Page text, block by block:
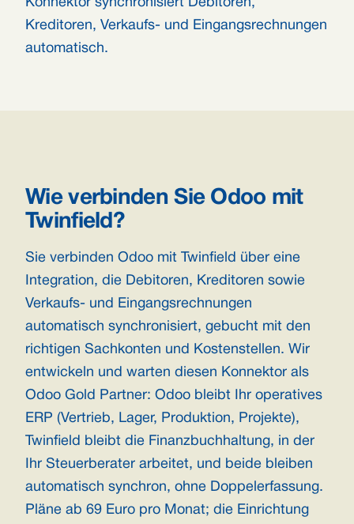
Konnektor synchronisiert Debitoren,
Kreditoren, Verkaufs- und Eingangsrechnungen
automatisch.
Wie verbinden Sie Odoo mit
Twinfield?
Sie verbinden Odoo mit Twinfield über eine
Integration, die Debitoren, Kreditoren sowie
Verkaufs- und Eingangsrechnungen
automatisch synchronisiert, gebucht mit den
richtigen Sachkonten und Kostenstellen. Wir
entwickeln und warten diesen Konnektor als
Odoo Gold Partner: Odoo bleibt Ihr operatives
ERP (Vertrieb, Lager, Produktion, Projekte),
Twinfield bleibt die Finanzbuchhaltung, in der
Ihr Steuerberater arbeitet, und beide bleiben
automatisch synchron, ohne Doppelerfassung.
Pläne ab 69 Euro pro Monat; die Einrichtung